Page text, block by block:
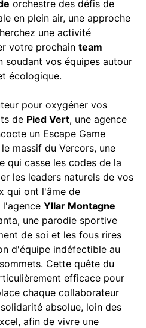
orchestre des défis de
en plein air, une approche
une activité
votre prochain team
soudant vos équipes autour
écologique.
pour oxygéner vos
de Pied Vert, une agence
un Escape Game
massif du Vercors, une
qui casse les codes de la
les leaders naturels de vos
qui ont l'âme de
Yllar Montagne
une parodie sportive
de soi et les fous rires
d'équipe indéfectible au
Cette quête du
efficace pour
chaque collaborateur
absolue, loin des
afin de vivre une